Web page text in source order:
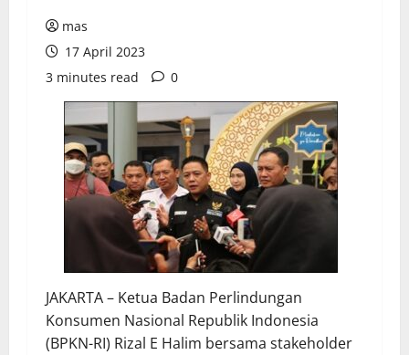
mas
17 April 2023
3 minutes read
0
JAKARTA – Ketua Badan Perlindungan
Konsumen Nasional Republik Indonesia
(BPKN-RI) Rizal E Halim bersama stakeholder